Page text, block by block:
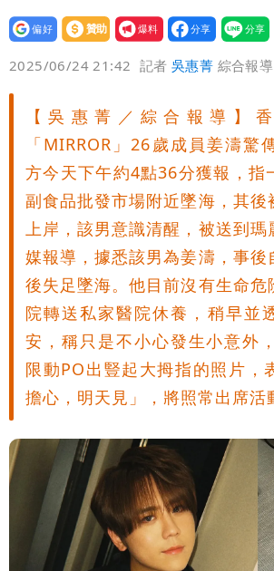
設為
贊助
我要
爆料
2025/06/24 21:42 記者吳惠菁 綜合報導
【吳惠菁／綜合報導】
「MIRROR」26歲成員姜濤驚
方今天下午約4點36分獲報，指
副食品批發市場附近墜海，其後
上岸，該男意識清醒，被送到瑪
媒報導，據悉該男為姜濤，事後
後失足墜海。他目前沒有生命危
院轉送私家醫院休養，稍早並
安，稱只是不小心發生小意外
限動PO出豎起大拇指的照片，
擔心，明天見」，將照常出席活